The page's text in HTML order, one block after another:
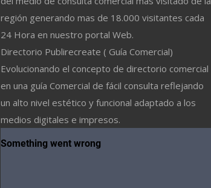
región generando mas de 18.000 visitantes cada
24 Hora en nuestro portal Web.
Directorio Publirecreate ( Guía Comercial)
Evolucionando el concepto de directorio comercial
en una guía Comercial de fácil consulta reflejando
un alto nivel estético y funcional adaptado a los
medios digitales e impresos.